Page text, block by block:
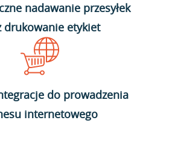
nadawanie przesyłek
drukowanie etykiet
do prowadzenia
internetowego